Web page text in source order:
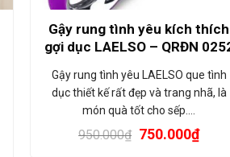
Gậy rung tình yêu kích thích
gợi dục LAELSO – QRĐN
Gậy rung tình yêu LAELSO que tình
dục thiết kế rất đẹp và trang nhã, là
món quà tốt cho sếp.…
950.000₫ 750.000₫